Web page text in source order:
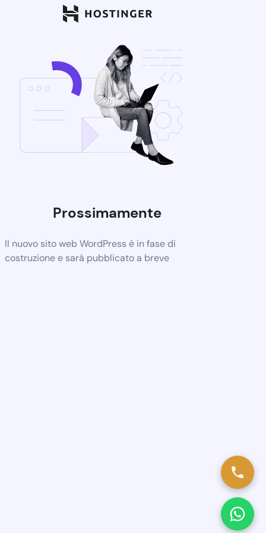
Prossimamente
Il nuovo sito web WordPress è in fase di
costruzione e sarà pubblicato a breve